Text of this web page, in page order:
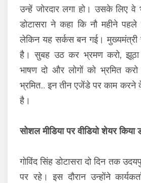
उन्हें जोरदार लगा हो। उसके लिए वे
डोटासरा ने कहा कि नौ महीने पहले
लेकिन यह सर्कस बन गई। मुख्यमंत्री
है। सुबह उठ कर भ्रमण करो,
भाषण दो और लोगों को भ्रमित
भ्रमित... इन तीन एजेंडे पर काम करने
है।
सोशल मीडिया पर वीडियो शेयर किया
गोविंद सिंह डोटासरा दो दिन तक
पर रहे। इस दौरान उन्होंने